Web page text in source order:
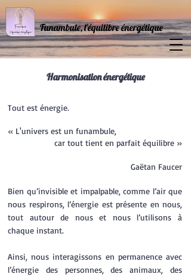
Funambule, l'équilibre énergétique
Harmonisation énergétique
Tout est énergie.
« L'univers est un funambule,
car tout tient en parfait équilibre »
Gaëtan Faucer
Bien qu’invisible et impalpable, comme l’air que
nous respirons, l’énergie est présente en nous,
tout autour de nous et nous l’utilisons à
chaque instant.
Ainsi, nous interagissons en permanence avec
l’énergie des personnes, des animaux, des